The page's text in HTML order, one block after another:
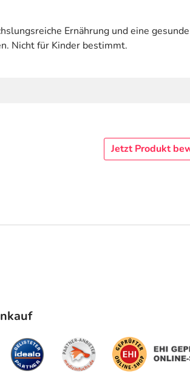
Ernährung und eine
Nicht für Kinder bestimmt.
Jetzt Produkt